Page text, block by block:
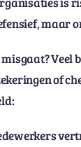
maar
Veel
of